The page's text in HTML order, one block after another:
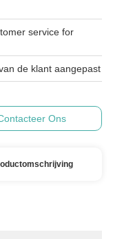
service for
de klant aangepast
Ons